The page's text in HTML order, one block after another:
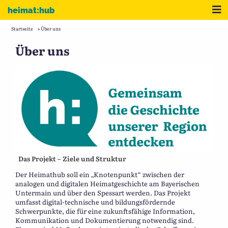
Zum Inhalt
heimat:hub
Startseite »Über uns
Über uns
Das Projekt – Ziele und Struktur
Der Heimathub soll ein „Knotenpunkt“ zwischen der
analogen und digitalen Heimatgeschichte am Bayerischen
Untermain und über den Spessart werden. Das Projekt
umfasst digital-technische und bildungsfördernde
Schwerpunkte, die für eine zukunftsfähige Information,
Kommunikation und Dokumentierung notwendig sind.